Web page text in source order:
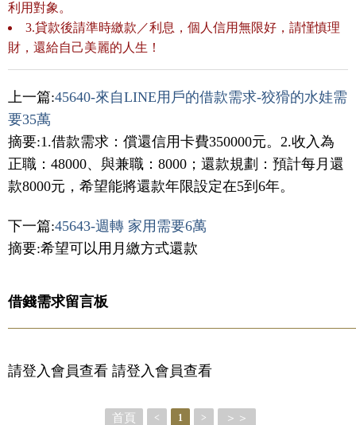
利用對象。
3.貸款後請準時繳款／利息，個人信用無限好，請慬慎理
財，還給自己美麗的人生！
上一篇:45640-來自LINE用戶的借款需求-狡猾的水娃需
要35萬
摘要:1.借款需求：償還信用卡費350000元。2.收入為
正職：48000、與兼職：8000；還款規劃：預計每月還
款8000元，希望能將還款年限設定在5到6年。
下一篇:45643-週轉 家用需要6萬
摘要:希望可以用月繳方式還款
借錢需求留言板
請登入會員查看 請登入會員查看
首頁 < 1 > ＞＞